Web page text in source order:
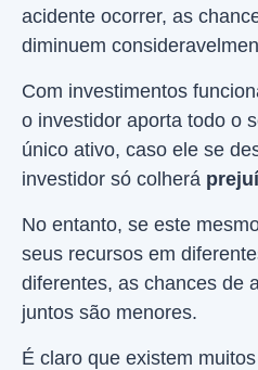
acidente ocorrer, as
diminuem
Com investimentos
o investidor aporta todo o
único ativo, caso ele se
investidor só colherá
No entanto, se este
seus recursos em
diferentes, as chances de
juntos são menores.
É claro que existem